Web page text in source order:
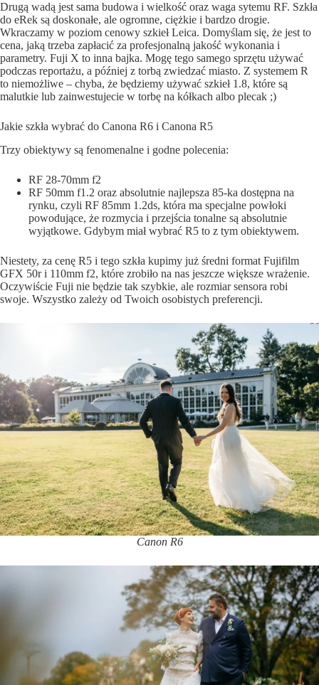
Drugą wadą jest sama budowa i wielkość oraz waga sytemu RF. Szkła
do eRek są doskonałe, ale ogromne, ciężkie i bardzo drogie.
Wkraczamy w poziom cenowy szkieł Leica. Domyślam się, że jest to
cena, jaką trzeba zapłacić za profesjonalną jakość wykonania i
parametry. Fuji X to inna bajka. Mogę tego samego sprzętu używać
podczas reportażu, a później z torbą zwiedzać miasto. Z systemem R
to niemożliwe – chyba, że będziemy używać szkieł 1.8, które są
malutkie lub zainwestujecie w torbę na kółkach albo plecak ;)
Jakie szkła wybrać do Canona R6 i Canona R5
Trzy obiektywy są fenomenalne i godne polecenia:
RF 28-70mm f2
RF 50mm f1.2 oraz absolutnie najlepsza 85-ka dostępna na
rynku, czyli RF 85mm 1.2ds, która ma specjalne powłoki
powodujące, że rozmycia i przejścia tonalne są absolutnie
wyjątkowe. Gdybym miał wybrać R5 to z tym obiektywem.
Niestety, za cenę R5 i tego szkła kupimy już średni format Fujifilm
GFX 50r i 110mm f2, które zrobiło na nas jeszcze większe wrażenie.
Oczywiście Fuji nie będzie tak szybkie, ale rozmiar sensora robi
swoje. Wszystko zależy od Twoich osobistych preferencji.
Canon R6